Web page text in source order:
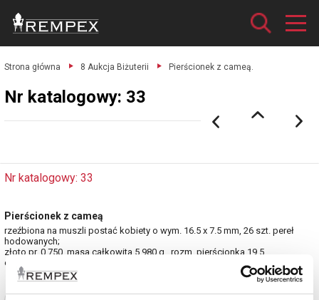
Strona główna 8 Aukcja Biżuterii Pierścionek z cameą.
Nr katalogowy: 33
Nr katalogowy: 33
Pierścionek z cameą
rzeźbiona na muszli postać kobiety o wym. 16.5 x 7.5 mm, 26 szt. pereł
hodowanych;
złoto pr. 0.750, masa całkowita 5.980 g., rozm. pierścionka 19.5.
estymacja: 4 400 - 5 000 zł